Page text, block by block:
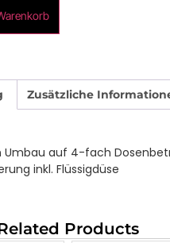
Zusätzliche
Umbau auf 4-fach
inkl. Flüssigdüse
Products